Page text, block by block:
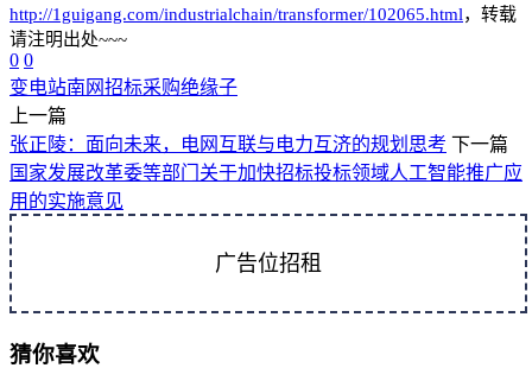
http://1guigang.com/industrialchain/transformer/102065.html，转载
请注明出处~~~
0 0
变电站南网招标采购绝缘子
上一篇
张正陵：面向未来，电网互联与电力互济的规划思考 下一篇
国家发展改革委等部门关于加快招标投标领域人工智能推广应
用的实施意见
广告位招租
猜你喜欢